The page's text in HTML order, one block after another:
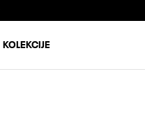
BESPLATNA DOSTAVA
KOLEKCIJE